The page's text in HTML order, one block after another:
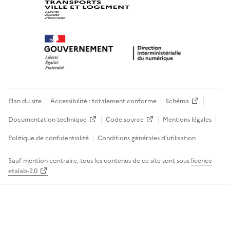
Plan du site Accessibilité : totalement conforme
Schéma
Documentation technique
Code source
Mentions légales
Politique de confidentialité
Conditions générales d’utilisation
Sauf mention contraire, tous les contenus de ce site sont sous licence
etalab-2.0